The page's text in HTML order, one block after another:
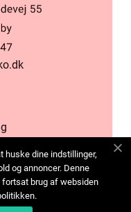
huske dine indstillinger,
og annoncer. Denne
fortsat brug af websiden